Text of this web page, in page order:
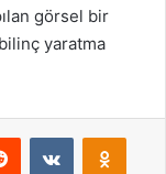
görsel bir
yaratma
Reddit VKontakte